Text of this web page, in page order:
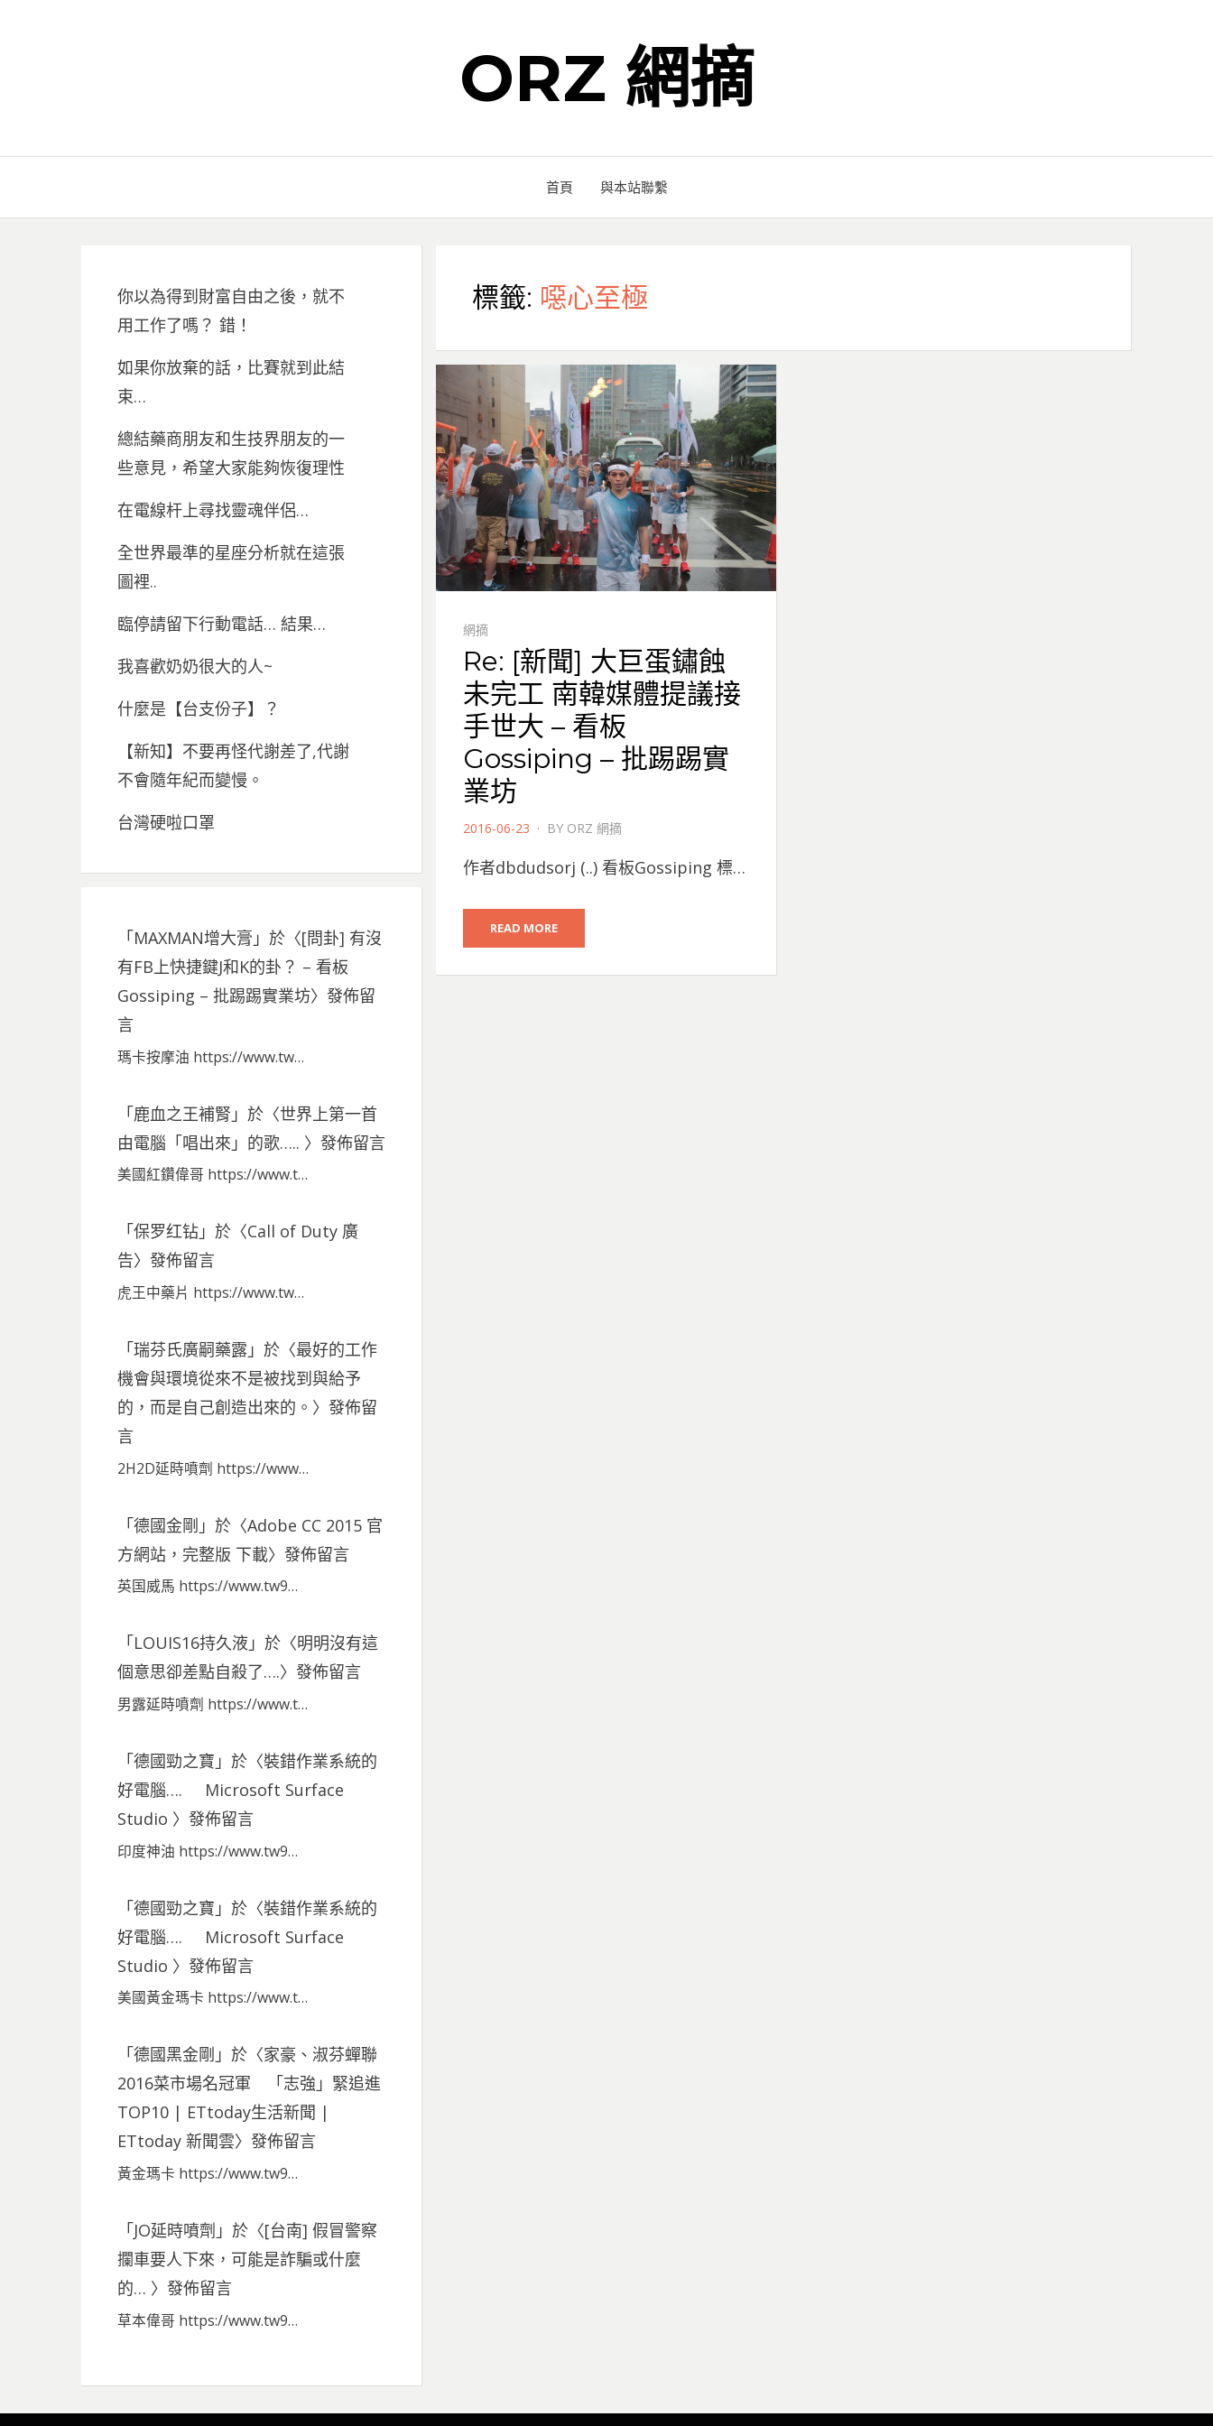
ORZ 網摘
首頁 與本站聯繫
標籤: 噁心至極
網摘
Re: [新聞] 大巨蛋鏽蝕
未完工 南韓媒體提議接
手世大 – 看板
Gossiping – 批踢踢實
業坊
POSTED
2016-06-23 BY ORZ 網摘
作者dbdudsorj (..) 看板Gossiping 標…
READ MORE
你以為得到財富自由之後，就不
用工作了嗎？ 錯！
如果你放棄的話，比賽就到此結
束…
總結藥商朋友和生技界朋友的一
些意見，希望大家能夠恢復理性
在電線杆上尋找靈魂伴侶…
全世界最準的星座分析就在這張
圖裡..
臨停請留下行動電話… 結果…
我喜歡奶奶很大的人~
什麼是【台支份子】？
【新知】不要再怪代謝差了,代謝
不會隨年紀而變慢。
台灣硬啦口罩
「MAXMAN增大膏 」於〈[問卦] 有沒
有FB上快捷鍵J和K的卦？ – 看板
Gossiping – 批踢踢實業坊〉發佈留
言
瑪卡按摩油 https://www.tw…
「鹿血之王補腎 」於〈世界上第一首
由電腦「唱出來」的歌….. 〉發佈留言
美國紅鑽偉哥 https://www.t…
「保罗红钻」於〈Call of Duty 廣
告〉發佈留言
虎王中藥片 https://www.tw…
「瑞芬氏廣嗣藥露」於〈最好的工作
機會與環境從來不是被找到與給予
的，而是自己創造出來的。 〉發佈留
言
2H2D延時噴劑 https://www…
「德國金剛 」於〈Adobe CC 2015 官
方網站，完整版 下載〉發佈留言
英国威馬 https://www.tw9…
「LOUIS16持久液」於〈明明沒有這
個意思卻差點自殺了….〉發佈留言
男露延時噴劑 https://www.t…
「德國勁之寶 」於〈裝錯作業系統的
好電腦…. Microsoft Surface
Studio 〉發佈留言
印度神油 https://www.tw9…
「德國勁之寶 」於〈裝錯作業系統的
好電腦…. Microsoft Surface
Studio 〉發佈留言
美國黃金瑪卡 https://www.t…
「德國黑金剛 」於〈家豪、淑芬蟬聯
2016菜市場名冠軍 「志強」緊追進
TOP10 | ETtoday生活新聞 |
ETtoday 新聞雲〉發佈留言
黃金瑪卡 https://www.tw9…
「JO延時噴劑 」於〈[台南] 假冒警察
攔車要人下來，可能是詐騙或什麼
的… 〉發佈留言
草本偉哥 https://www.tw9…